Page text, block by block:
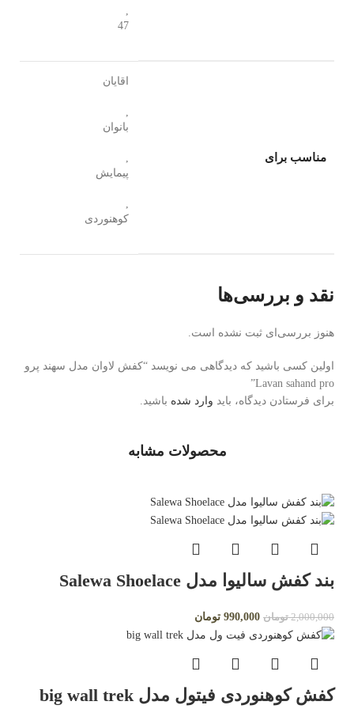
,
47
مناسب برای
اقایان
,
بانوان
,
پیمایش
,
کوهنوردی
نقد و بررسی‌ها
هنوز بررسی‌ای ثبت نشده است.
اولین کسی باشید که دیدگاهی می نویسد “کفش لاوان مدل سهند پرو
Lavan sahand pro”
برای فرستادن دیدگاه، باید وارد شده باشید.
محصولات مشابه
بند کفش سالیوا مدل Salewa Shoelace
2,000,000 تومان 990,000 تومان
کفش کوهنوردی فیتول مدل big wall trek